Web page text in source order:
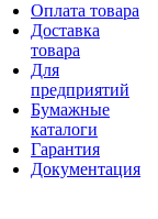
Оплата товара
Доставка
товара
Для
предприятий
Бумажные
каталоги
Гарантия
Документация